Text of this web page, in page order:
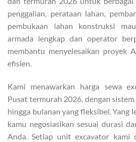
penggalian, perataan lahan,
pembukaan lahan konstruksi
armada lengkap dan operator
membantu menyelesaikan proyek
efisien.
Kami menawarkan harga sewa
Pusat termurah 2026, dengan sistem
hingga bulanan yang fleksibel. Yang
kamu negosiasikan sesuai durasi
Anda. Setiap unit excavator